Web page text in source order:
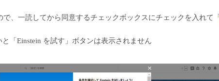
、一読してから同意するチェックボックスにチェックを入れて「
「Einstein を試す」ボタンは表示されません